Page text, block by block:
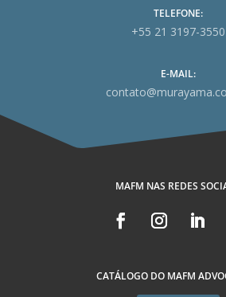
TELEFONE:
+55 21 3197-3550
E-MAIL:
MAFM NAS REDES
CATÁLOGO DO MAFM